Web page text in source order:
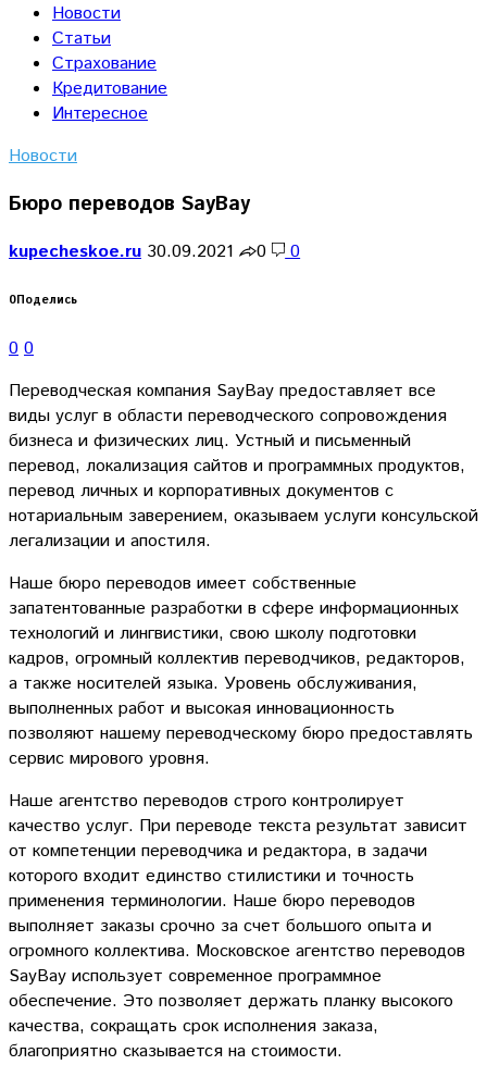
Новости
Статьи
Страхование
Кредитование
Интересное
Новости
Бюро переводов SayBay
kupecheskoe.ru 30.09.2021 0 0
0Поделись
0 0
Переводческая компания SayBay предоставляет все
виды услуг в области переводческого сопровождения
бизнеса и физических лиц. Устный и письменный
перевод, локализация сайтов и программных продуктов,
перевод личных и корпоративных документов с
нотариальным заверением, оказываем услуги консульской
легализации и апостиля.
Наше бюро переводов имеет собственные
запатентованные разработки в сфере информационных
технологий и лингвистики, свою школу подготовки
кадров, огромный коллектив переводчиков, редакторов,
а также носителей языка. Уровень обслуживания,
выполненных работ и высокая инновационность
позволяют нашему переводческому бюро предоставлять
сервис мирового уровня.
Наше агентство переводов строго контролирует
качество услуг. При переводе текста результат зависит
от компетенции переводчика и редактора, в задачи
которого входит единство стилистики и точность
применения терминологии. Наше бюро переводов
выполняет заказы срочно за счет большого опыта и
огромного коллектива. Московское агентство переводов
SayBay использует современное программное
обеспечение. Это позволяет держать планку высокого
качества, сокращать срок исполнения заказа,
благоприятно сказывается на стоимости.